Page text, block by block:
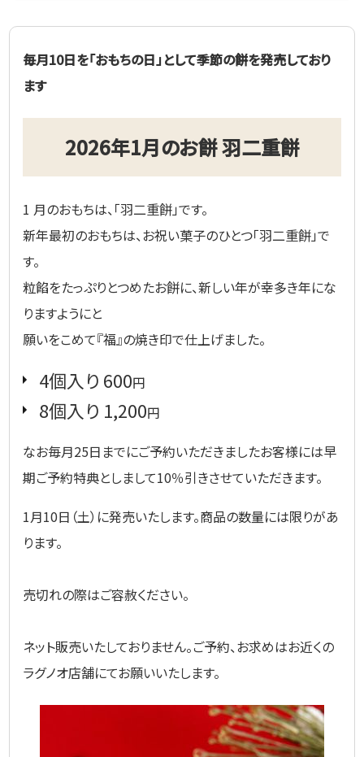
毎月10日を「おもちの日」として季節の餅を発売しており
ます
2026年1月のお餅 羽二重餅
1 月のおもちは、「羽二重餅」です。
新年最初のおもちは、お祝い菓子のひとつ「羽二重餅」で
す。
粒餡をたっぷりとつめたお餅に、新しい年が幸多き年にな
りますようにと
願いをこめて『福』の焼き印で仕上げました。
4個入り 600円
8個入り 1,200円
なお毎月25日までにご予約いただきましたお客様には早
期ご予約特典としまして10％引きさせていただきます。
1月10日（土）に発売いたします。商品の数量には限りがあ
ります。
売切れの際はご容赦ください。
ネット販売いたしておりません。ご予約、お求めはお近くの
ラグノオ店舗にてお願いいたします。